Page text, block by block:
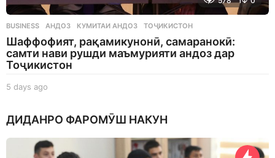
BUSINESS АНДОЗ ,КУМИТАИ АНДОЗ ,ТОҶИКИСТОН
Шаффофият, рақамикунонӣ, самаранокӣ:
самти нави рушди маъмурияти андоз дар
Тоҷикистон
5 days ago
y
a
ДИДАНРО ФАРОМӮШ НАКУН